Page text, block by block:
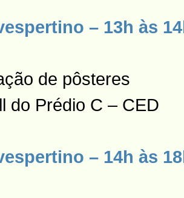
– 13h às
de pôsteres
do Prédio C – CED
– 14h às